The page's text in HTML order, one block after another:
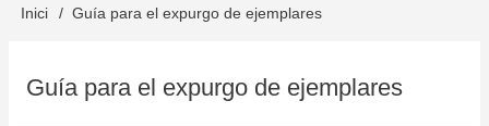
Main
Inici Guía para el expurgo de ejemplares
Guía para el expurgo de ejemplares